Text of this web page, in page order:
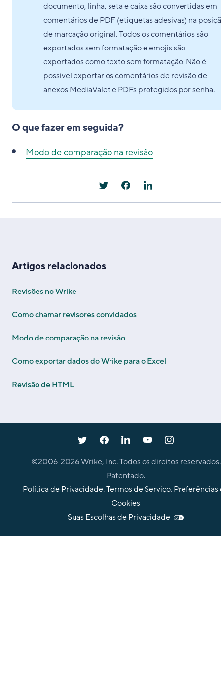
documento, linha, seta e caixa são convertidas em
comentários de PDF (etiquetas adesivas) na
de marcação original. Todos os comentários são
exportados sem formatação e emojis são
exportados como texto sem formatação. Não é
possível exportar os comentários de revisão de
anexos MediaValet e PDFs protegidos por senha.
O que fazer em seguida?
Modo de comparação na revisão
Artigos relacionados
Revisões no Wrike
Como chamar revisores convidados
Modo de comparação na revisão
Como exportar dados do Wrike para o Excel
Revisão de HTML
©2006-2026Wrike, Inc. Todos os direitos reservados.
Patentado.
Política de Privacidade.Termos de Serviço.Preferências
Cookies
Suas Escolhas de Privacidade